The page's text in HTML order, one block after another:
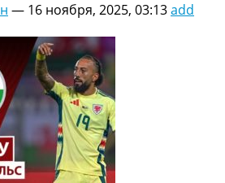
Украины
комментарии
прогноз
Мира
— 16 ноября, 2025, 03:13add